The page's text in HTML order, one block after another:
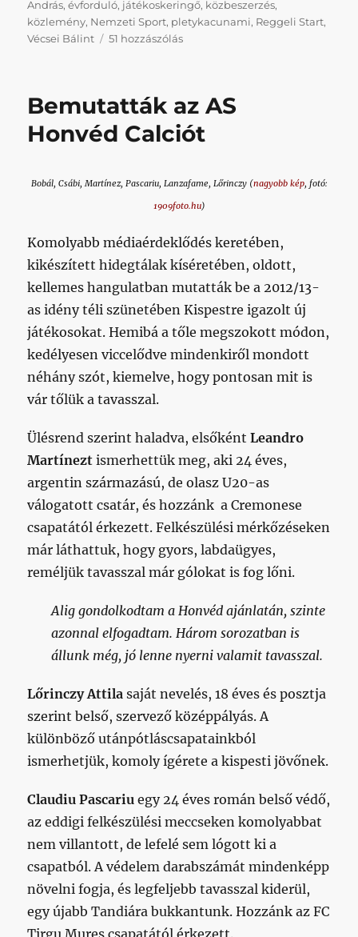
András,évforduló, játékoskeringő, közbeszerzés,
közlemény, Nemzeti Sport, pletykacunami, Reggeli Start,
Vécsei Bálint
51 hozzászólásNapikispest
Bemutatták az AS
Honvéd Calciót
Bobál, Csábi, Martínez, Pascariu, Lanzafame, Lőrinczy (nagyobb kép, fotó:
1909foto.hu)
Komolyabb médiaérdeklődés keretében,
kikészített hidegtálak kíséretében, oldott,
kellemes hangulatban mutatták be a 2012/13-
as idény téli szünetében Kispestre igazolt új
játékosokat. Hemibá a tőle megszokott módon,
kedélyesen viccelődve mindenkiről mondott
néhány szót, kiemelve, hogy pontosan mit is
vár tőlük a tavasszal.
Ülésrend szerint haladva, elsőkéntLeandro
Martínezt ismerhettük meg, aki 24 éves,
argentin származású, de olasz U20-as
válogatott csatár, és hozzánk a Cremonese
csapatától érkezett. Felkészülési mérkőzéseken
már láthattuk, hogy gyors, labdaügyes,
reméljük tavasszal már gólokat is fog lőni.
Alig gondolkodtam a Honvéd ajánlatán, szinte
azonnal elfogadtam. Három sorozatban is
állunk még, jó lenne nyerni valamit tavasszal.
Lőrinczy Attila saját nevelés, 18 éves és posztja
szerint belső, szervező középpályás. A
különböző utánpótláscsapatainkból
ismerhetjük, komoly ígérete a kispesti jövőnek.
Claudiu Pascariu egy 24 éves román belső védő,
az eddigi felkészülési meccseken komolyabbat
nem villantott, de lefelé sem lógott ki a
csapatból. A védelem darabszámát mindenképp
növelni fogja, és legfeljebb tavasszal kiderül,
egy újabb Tandiára bukkantunk. Hozzánk az FC
Tirgu Mures csapatától érkezett.